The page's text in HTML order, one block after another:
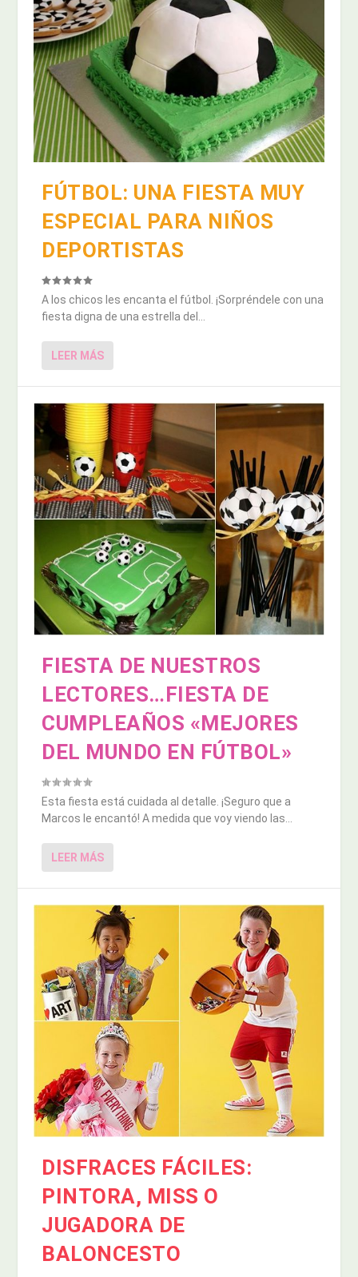
FÚTBOL: UNA FIESTA MUY
ESPECIAL PARA NIÑOS
DEPORTISTAS
A los chicos les encanta el fútbol. ¡Sorpréndele con una
fiesta digna de una estrella del...
LEER MÁS
FIESTA DE NUESTROS
LECTORES…FIESTA DE
CUMPLEAÑOS «MEJORES
DEL MUNDO EN FÚTBOL»
Esta fiesta está cuidada al detalle. ¡Seguro que a
Marcos le encantó! A medida que voy viendo las...
LEER MÁS
DISFRACES FÁCILES:
PINTORA, MISS O
JUGADORA DE
BALONCESTO